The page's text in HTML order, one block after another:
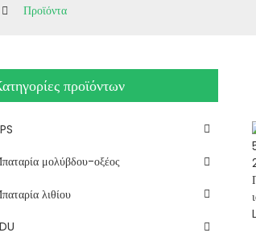
Προϊόντα
προϊόντων
μολύβδου-οξέος
λιθίου